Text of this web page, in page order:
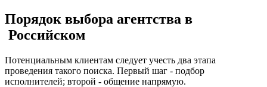
Порядок выбора агентства в
Российском
Потенциальным клиентам следует учесть два этапа
проведения такого поиска. Первый шаг - подбор
исполнителей; второй - общение напрямую.